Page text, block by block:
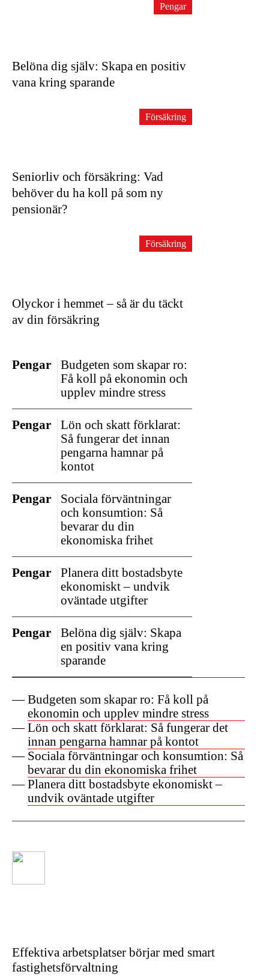
Budgeten som skapar ro: Få koll på
ekonomin och upplev mindre stress
Lön och skatt förklarat: Så fungerar det
innan pengarna hamnar på kontot
Sociala förväntningar och konsumtion: Så
bevarar du din ekonomiska frihet
Planera ditt bostadsbyte ekonomiskt –
undvik oväntade utgifter
Belöna dig själv: Skapa en positiv
vana kring sparande
Pengar
Seniorliv och försäkring: Vad
behöver du ha koll på som ny
pensionär?
Försäkring
Olyckor i hemmet – så är du täckt
av din försäkring
Försäkring
Budgeten som skapar ro:
Få koll på ekonomin och
upplev mindre stress
Pengar
Lön och skatt förklarat:
Så fungerar det innan
pengarna hamnar på
kontot
Pengar
Sociala förväntningar
och konsumtion: Så
bevarar du din
ekonomiska frihet
Pengar
Planera ditt bostadsbyte
ekonomiskt – undvik
oväntade utgifter
Pengar
Belöna dig själv: Skapa
en positiv vana kring
sparande
Pengar
Effektiva arbetsplatser börjar med smart
fastighetsförvaltning